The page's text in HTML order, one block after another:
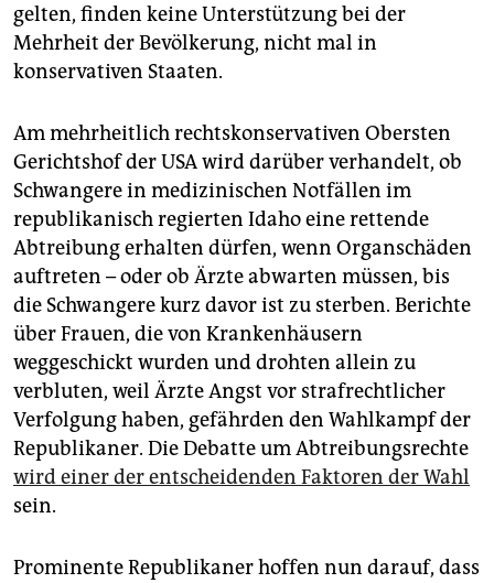
epaper login
gelten, finden keine Unterstützung bei der
Mehrheit der Bevölkerung, nicht mal in
konservativen Staaten.
Am mehrheitlich rechtskonservativen Obersten
Gerichtshof der USA wird darüber verhandelt, ob
Schwangere in medizinischen Notfällen im
republikanisch regierten Idaho eine rettende
Abtreibung erhalten dürfen, wenn Organschäden
auftreten – oder ob Ärzte abwarten müssen, bis
die Schwangere kurz davor ist zu sterben. Berichte
über Frauen, die von Krankenhäusern
weggeschickt wurden und drohten allein zu
verbluten, weil Ärzte Angst vor strafrechtlicher
Verfolgung haben, gefährden den Wahlkampf der
Republikaner. Die Debatte um Abtreibungsrechte
wird einer der entscheidenden Faktoren der Wahl
sein.
Prominente Republikaner hoffen nun darauf, dass